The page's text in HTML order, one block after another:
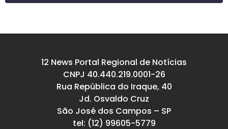
12 News Portal Regional de Notícias
CNPJ 40.440.219.0001-26
Rua República do Iraque, 40
Jd. Osvaldo Cruz
São José dos Campos – SP
tel: (12) 99605-5779